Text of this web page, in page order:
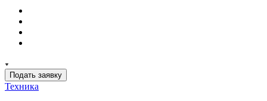
Подать заявку
Техника